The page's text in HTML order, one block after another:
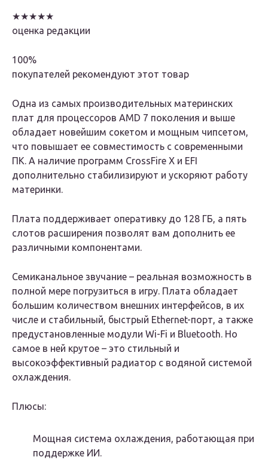
★★★★★
оценка редакции
100%
покупателей рекомендуют этот товар
Одна из самых производительных материнских
плат для процессоров AMD 7 поколения и выше
обладает новейшим сокетом и мощным чипсетом,
что повышает ее совместимость с современными
ПК. А наличие программ CrossFire Х и EFI
дополнительно стабилизируют и ускоряют работу
материнки.
Плата поддерживает оперативку до 128 ГБ, а пять
слотов расширения позволят вам дополнить ее
различными компонентами.
Семиканальное звучание – реальная возможность в
полной мере погрузиться в игру. Плата обладает
большим количеством внешних интерфейсов, в их
числе и стабильный, быстрый Ethernet-порт, а также
предустановленные модули Wi-Fi и Bluetooth. Но
самое в ней крутое – это стильный и
высокоэффективный радиатор с водяной системой
охлаждения.
Плюсы:
Мощная система охлаждения, работающая при
поддержке ИИ.